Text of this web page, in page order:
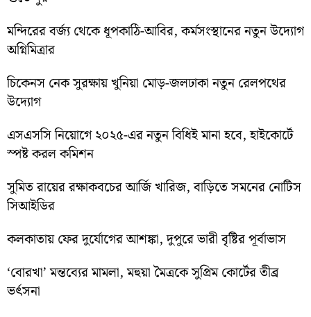
মন্দিরের বর্জ্য থেকে ধূপকাঠি-আবির, কর্মসংস্থানের নতুন উদ্যোগ
অগ্নিমিত্রার
চিকেনস নেক সুরক্ষায় খুনিয়া মোড়-জলঢাকা নতুন রেলপথের
উদ্যোগ
এসএসসি নিয়োগে ২০২৫-এর নতুন বিধিই মানা হবে, হাইকোর্টে
স্পষ্ট করল কমিশন
সুমিত রায়ের রক্ষাকবচের আর্জি খারিজ, বাড়িতে সমনের নোটিস
সিআইডির
কলকাতায় ফের দুর্যোগের আশঙ্কা, দুপুরে ভারী বৃষ্টির পূর্বাভাস
‘বোরখা’ মন্তব্যের মামলা, মহুয়া মৈত্রকে সুপ্রিম কোর্টের তীব্র
ভর্ৎসনা